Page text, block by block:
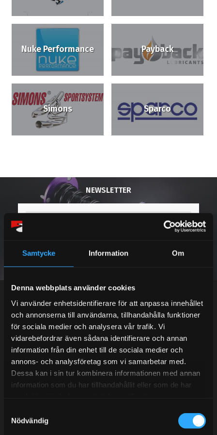
Samtycke Information Om
Denna webbplats använder cookies
Vi använder enhetsidentifierare för att anpassa innehållet
och annonserna till användarna, tillhandahålla funktioner
för sociala medier och analysera vår trafik. Vi
vidarebefordrar även sådana identifierare och annan
information från din enhet till de sociala medier och
annons- och analysföretag som vi samarbetar med.
Dessa kan i sin tur kombinera informationen med annan
information som du har tillhandahållit eller som de har
Nödvändig
Nuke Performance Payback
Simons Sparco
NEWSLETTER
Mån-Tors: 10:30-15:00
Lunchstängt 12:00-13:00
E-post:info@streetperformance.se